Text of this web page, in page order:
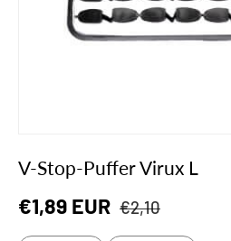
V-Stop-Puffer Virux L
Verkaufspreis
€1,89 EUR Normaler Preis
€2,10